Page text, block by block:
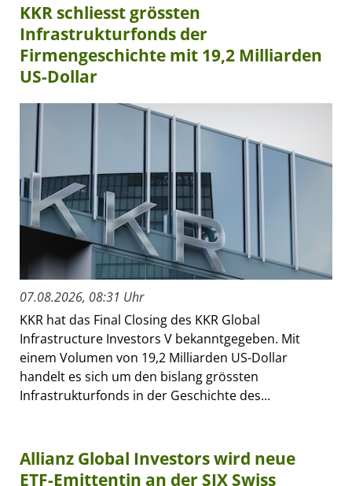
KKR schliesst grössten
Infrastrukturfonds der
Firmengeschichte mit 19,2 Milliarden
US-Dollar
07.08.2026, 08:31 Uhr
KKR hat das Final Closing des KKR Global
Infrastructure Investors V bekanntgegeben. Mit
einem Volumen von 19,2 Milliarden US-Dollar
handelt es sich um den bislang grössten
Infrastrukturfonds in der Geschichte des...
Allianz Global Investors wird neue
ETF-Emittentin an der SIX Swiss